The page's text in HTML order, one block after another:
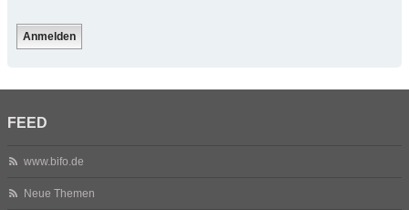
FEED
www.bifo.de
Neue Themen